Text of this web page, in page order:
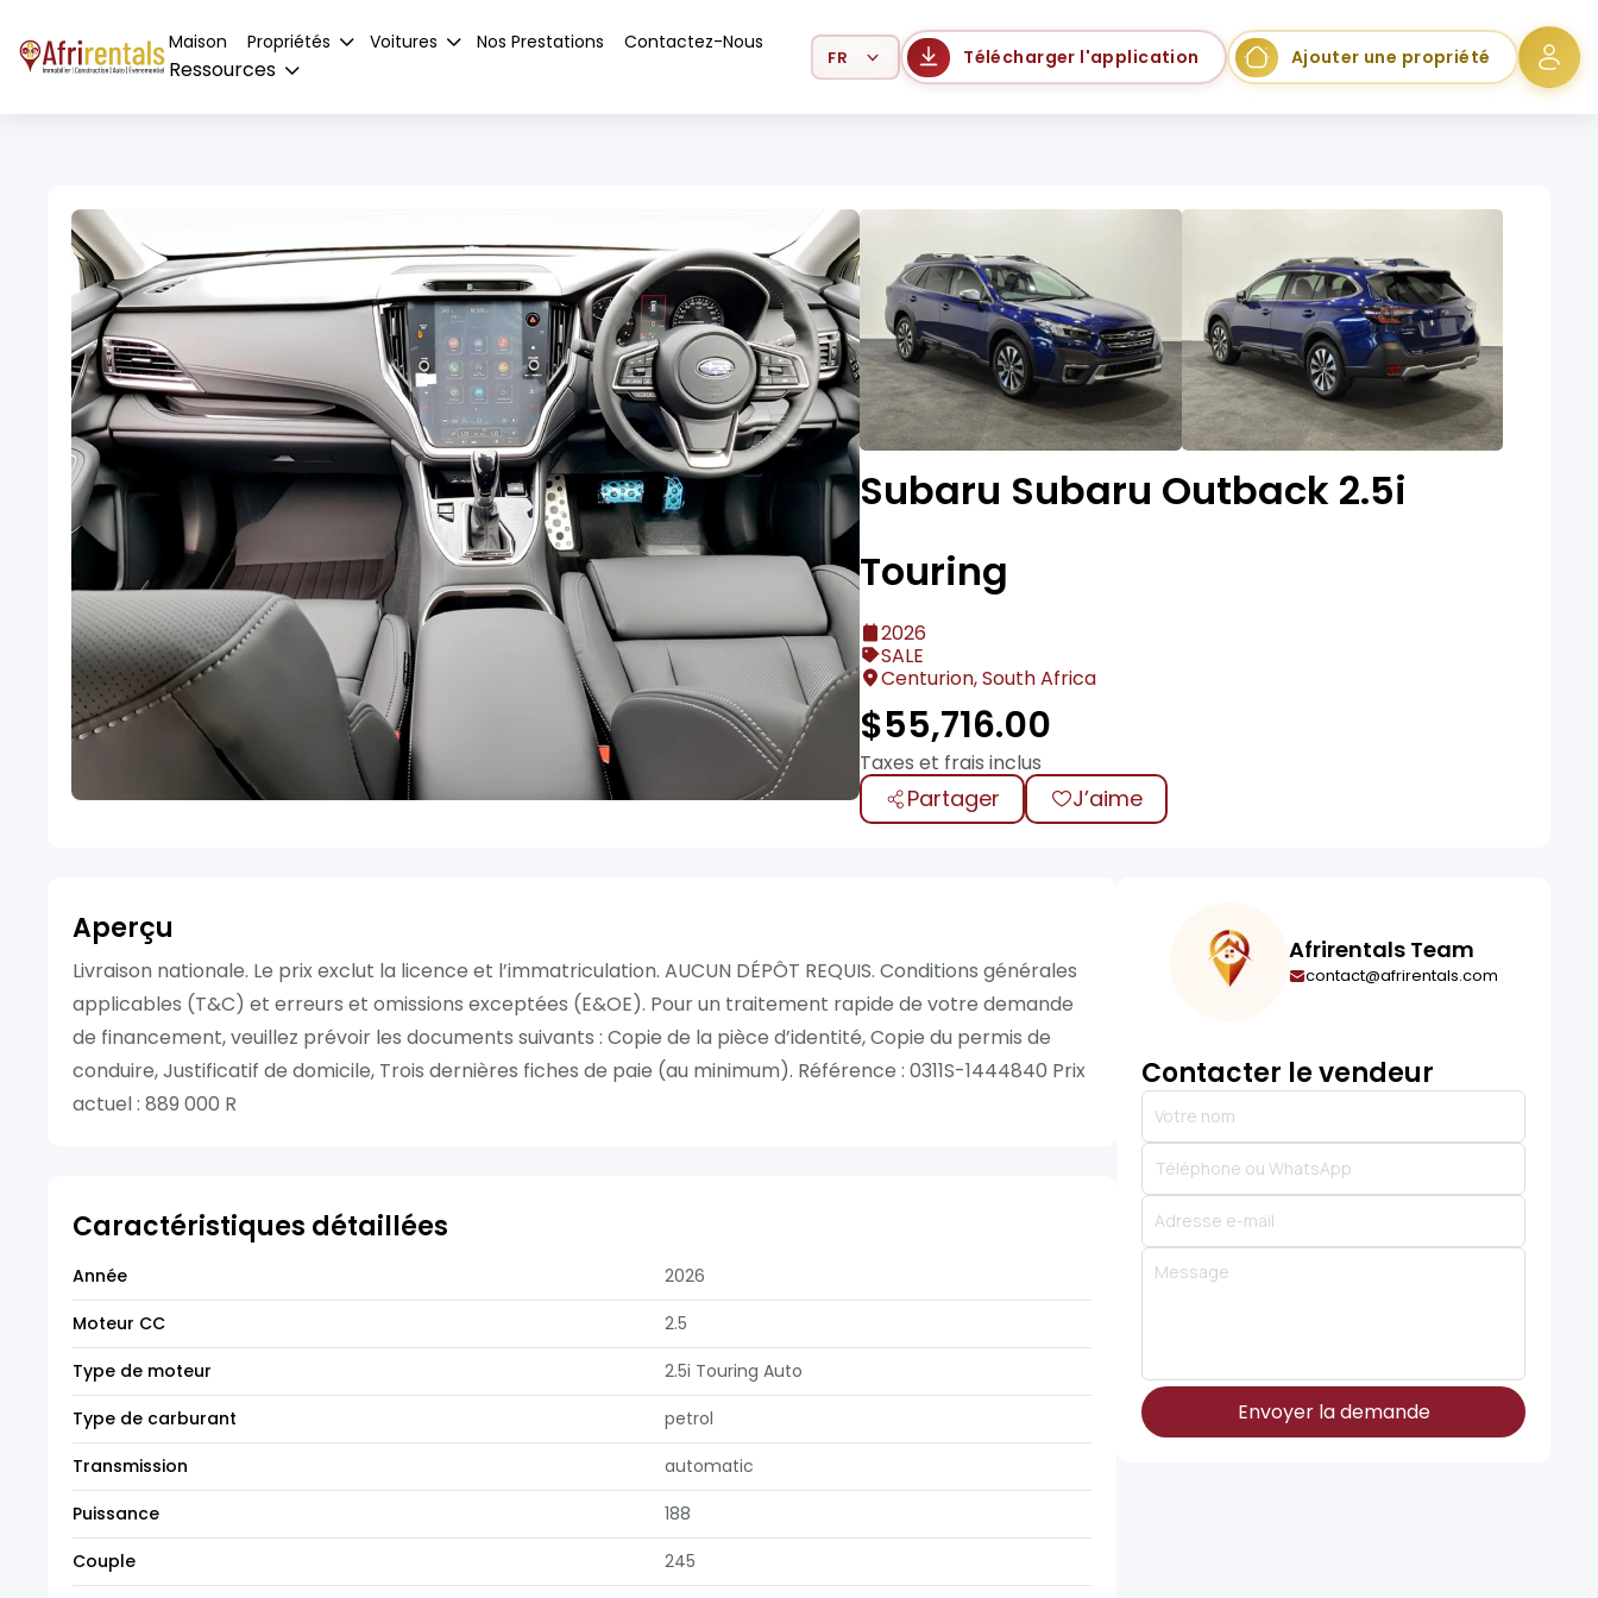
Maison Propriétés Voitures Nos Prestations Contactez-Nous
Ressources
Select Language Télécharger l'application Ajouter une propriété
Subaru Subaru Outback 2.5i
Touring
2026
SALE
Centurion, South Africa
$55,716.00
Taxes et frais inclus
Partager J’aime
Aperçu
Livraison nationale. Le prix exclut la licence et l’immatriculation. AUCUN DÉPÔT REQUIS. Conditions générales
applicables (T&C) et erreurs et omissions exceptées (E&OE). Pour un traitement rapide de votre demande
de financement, veuillez prévoir les documents suivants : Copie de la pièce d’identité, Copie du permis de
conduire, Justificatif de domicile, Trois dernières fiches de paie (au minimum). Référence : 0311S-1444840 Prix
actuel : 889 000 R
Caractéristiques détaillées
Année
2026
Moteur CC
2.5
Type de moteur
2.5i Touring Auto
Type de carburant
petrol
Transmission
automatic
Puissance
188
Couple
245
Afrirentals Team
contact@afrirentals.com
Contacter le vendeur
Envoyer la demande